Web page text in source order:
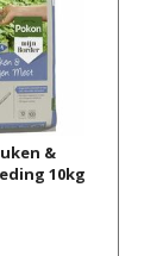
&
10kg